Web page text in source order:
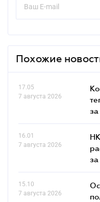
Похожие
17.05
7 августа 2026
16.01
7 августа 2026
за
15.10
7 августа 2026